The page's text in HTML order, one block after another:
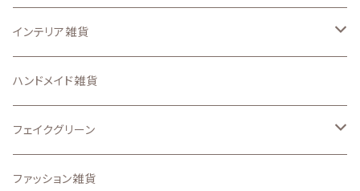
スマートフォンケース、iPadケース
ステッカー
アイロンプリントシート
その他のオリジナル雑貨
なし
ガーデン ピック
置物・オーナメント
.etcガーデン雑貨
インテリア雑貨
収納・インテリア用品
壁面、ハンギング雑貨
マット、マルチカバー
ハンドメイド雑貨
フェイクグリーン
ドライフラワー
ファッション雑貨